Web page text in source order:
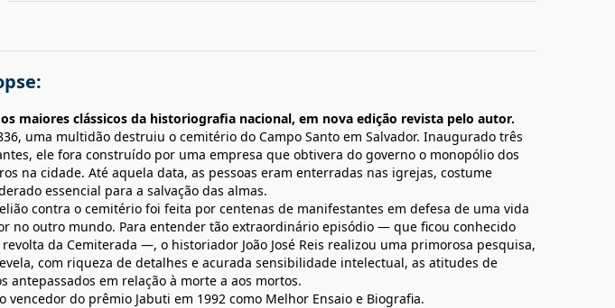
maiores clássicos da historiografia nacional, em nova edição revista pelo autor.
uma multidão destruiu o cemitério do Campo Santo em Salvador. Inaugurado três
ele fora construído por uma empresa que obtivera do governo o monopólio dos
na cidade. Até aquela data, as pessoas eram enterradas nas igrejas, costume
essencial para a salvação das almas.
contra o cemitério foi feita por centenas de manifestantes em defesa de uma vida
no outro mundo. Para entender tão extraordinário episódio — que ficou conhecido
revolta da Cemiterada —, o historiador João José Reis realizou uma primorosa pesquisa,
com riqueza de detalhes e acurada sensibilidade intelectual, as atitudes de
antepassados em relação à morte a aos mortos.
vencedor do prêmio Jabuti em 1992 como Melhor Ensaio e Biografia.